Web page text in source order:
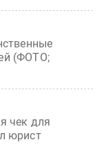
(ФОТО;
чек для
юрист